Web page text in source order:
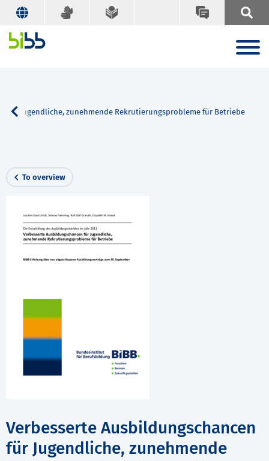
für Jugendliche, zunehmende Rekrutierungsprobleme für Betriebe
To overview
Verbesserte Ausbildungschancen
für Jugendliche, zunehmende